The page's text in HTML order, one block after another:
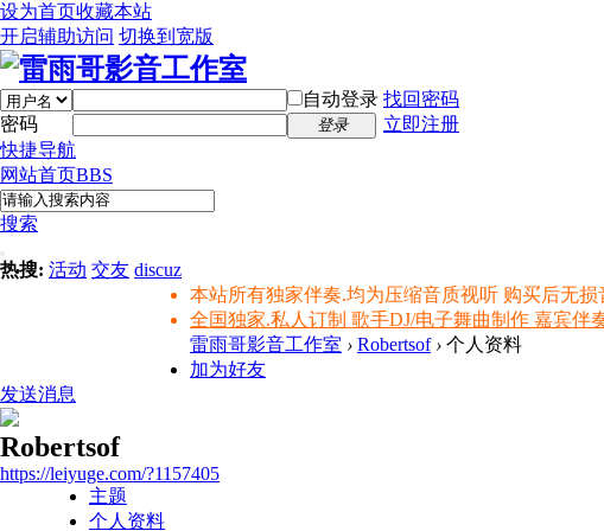
设为首页收藏本站
开启辅助访问 切换到宽版
自动登录 找回密码
密码
登录
立即注册
快捷导航
网站首页BBS
搜索
热搜: 活动 交友 discuz
本站所有独家伴奏.均为压缩音质视听 购买后无
全国独家.私人订制 歌手DJ/电子舞曲制作 嘉宾伴
雷雨哥影音工作室 › Robertsof › 个人资料
加为好友
发送消息
Robertsof
https://leiyuge.com/?1157405
主题
个人资料